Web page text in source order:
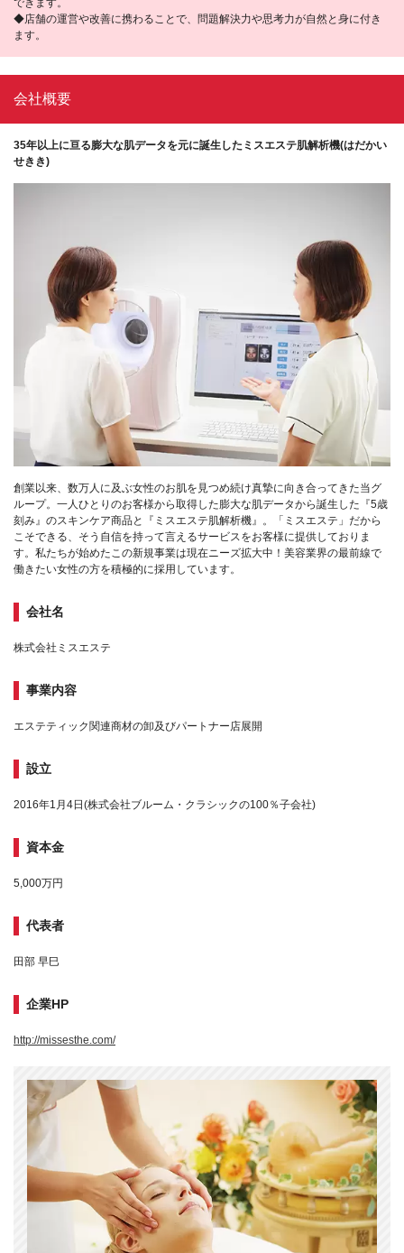
できます。
◆店舗の運営や改善に携わることで、問題解決力や思考力が自然と身に付き
ます。
会社概要
35年以上に亘る膨大な肌データを元に誕生したミスエステ肌解析機(はだかい
せきき)
創業以来、数万人に及ぶ女性のお肌を見つめ続け真摯に向き合ってきた当グ
ループ。一人ひとりのお客様から取得した膨大な肌データから誕生した『5歳
刻み』のスキンケア商品と『ミスエステ肌解析機』。「ミスエステ」だから
こそできる、そう自信を持って言えるサービスをお客様に提供しておりま
す。私たちが始めたこの新規事業は現在ニーズ拡大中！美容業界の最前線で
働きたい女性の方を積極的に採用しています。
会社名
株式会社ミスエステ
事業内容
エステティック関連商材の卸及びパートナー店展開
設立
2016年1月4日(株式会社ブルーム・クラシックの100％子会社)
資本金
5,000万円
代表者
田部 早巳
企業HP
http://missesthe.com/